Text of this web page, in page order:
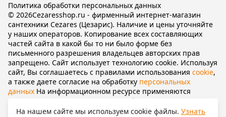
© 2026Cezaresshop.ru - фирменный интернет-магазин
сантехники Cezares (Цезарис). Наличие и цены уточняйте
у наших операторов. Копирование всех составляющих
частей сайта в какой бы то ни было форме без
письменного разрешения владельцев авторских прав
запрещено. Сайт использует технологию cookie. Используя
сайт, Вы соглашаетесь с правилами использования cookie,
а также даете согласие на обработку персональных
данных На информационном ресурсе применяются
(информационные
технологии предоставления информации на основе сбора,
Политика обработки персональных данных
На нашем сайте мы используем cookie файлы. Узнать